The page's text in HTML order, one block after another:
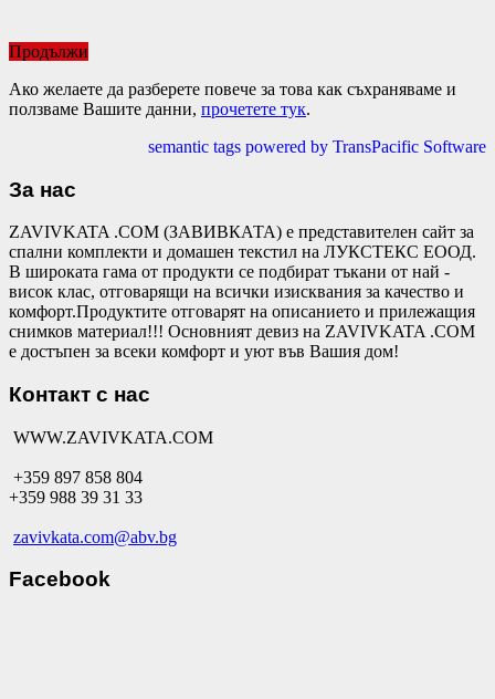
Продължи
Ако желаете да разберете повече за това как съхраняваме и
ползваме Вашите данни, прочетете тук.
semantic tags powered by TransPacific Software
За нас
ZAVIVKATA .COM (ЗАВИВКАТА) е представителен сайт за
спални комплекти и домашен текстил на ЛУКСТЕКС ЕООД.
В широката гама от продукти се подбират тъкани от най -
висок клас, отговарящи на всички изисквания за качество и
комфорт.Продуктите отговарят на описанието и прилежащия
снимков материал!!! Основният девиз на ZAVIVKATA .COM
е достъпен за всеки комфорт и уют във Вашия дом!
Контакт с нас
WWW.ZAVIVKATA.COM
+359 897 858 804
+359 988 39 31 33
zavivkata.com@abv.bg
Facebook